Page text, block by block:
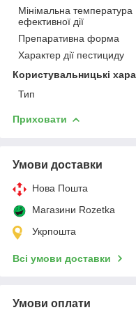
Мінімальна температура
ефективної дії
Препаративна форма
Характер дії пестициду
Користувальницькі
Тип
Приховати
Умови доставки
Нова Пошта
Магазини Rozetka
Укрпошта
Всі умови доставки
Умови оплати